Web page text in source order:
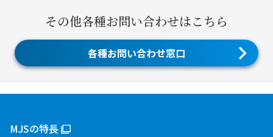
その他各種お問い合わせはこちら
各種お問い合わせ窓口
MJSの特長